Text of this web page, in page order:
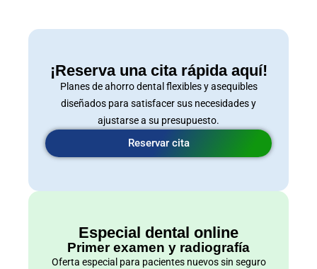
¡Reserva una cita rápida aquí!
Planes de ahorro dental flexibles y asequibles
diseñados para satisfacer sus necesidades y
ajustarse a su presupuesto.
Reservar cita
Especial dental online
Primer examen y radiografía
Oferta especial para pacientes nuevos sin seguro